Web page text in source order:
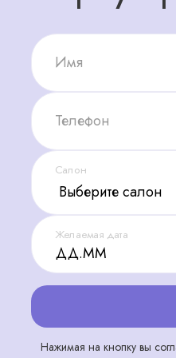
Имя
Телефон
Салон
Желаемая дата
Нажимая на кнопку вы